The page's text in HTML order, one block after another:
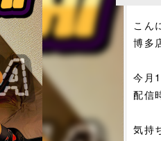
こん
博多
今月
配信
気持